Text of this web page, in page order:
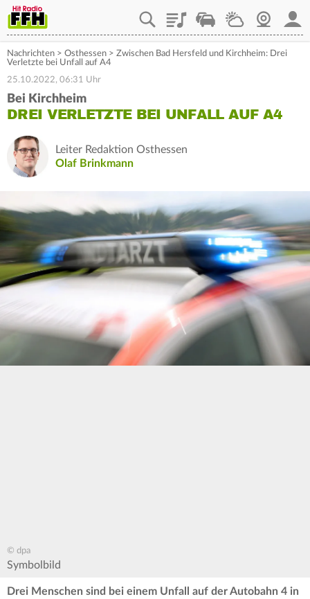
PlaylistStaupilotWetterWebcam
Nachrichten > Osthessen > Zwischen Bad Hersfeld und Kirchheim: Drei
Verletzte bei Unfall auf A4
25.10.2022, 06:31 Uhr
Bei Kirchheim
DREI VERLETZTE BEI UNFALL AUF A4
Leiter Redaktion Osthessen
Olaf Brinkmann
© dpa
Symbolbild
Drei Menschen sind bei einem Unfall auf der Autobahn 4 in